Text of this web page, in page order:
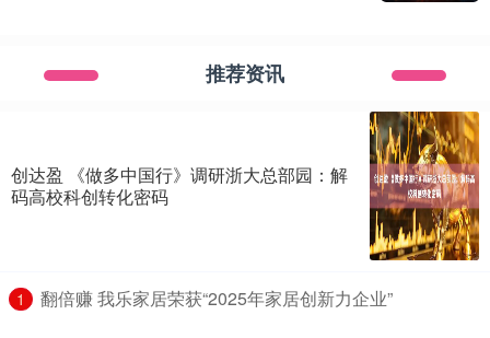
推荐资讯
创达盈 《做多中国行》调研浙大总部园：解
码高校科创转化密码
1 ​翻倍赚 我乐家居荣获“2025年家居创新力企业”